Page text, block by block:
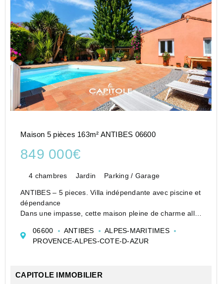
Maison 5 pièces 163m² ANTIBES 06600
849 000€
4 chambres Jardin Parking / Garage
ANTIBES – 5 pieces. Villa indépendante avec piscine et
dépendance
Dans une impasse, cette maison pleine de charme allie
minutes des commerces et des plages d’Antibes et
Juan-les-Pins, elle offre un cadre...
06600 ANTIBES
ALPES-MARITIMES
PROVENCE-ALPES-COTE-D-AZUR
CAPITOLE IMMOBILIER